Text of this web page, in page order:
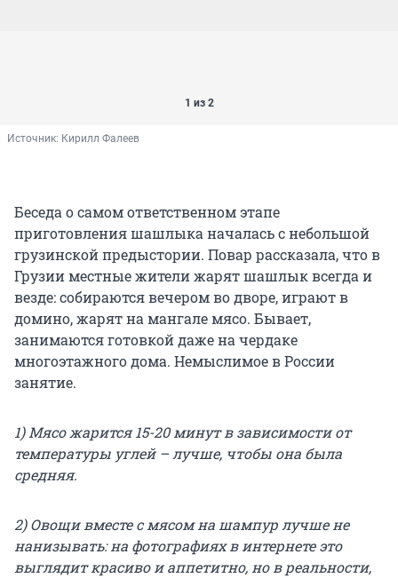
1 из 2
Источник: Кирилл Фалеев
Беседа о самом ответственном этапе
приготовления шашлыка началась с небольшой
грузинской предыстории. Повар рассказала, что в
Грузии местные жители жарят шашлык всегда и
везде: собираются вечером во дворе, играют в
домино, жарят на мангале мясо. Бывает,
занимаются готовкой даже на чердаке
многоэтажного дома. Немыслимое в России
занятие.
1) Мясо жарится 15-20 минут в зависимости от
температуры углей – лучше, чтобы она была
средняя.
2) Овощи вместе с мясом на шампур лучше не
нанизывать: на фотографиях в интернете это
выглядит красиво и аппетитно, но в реальности,